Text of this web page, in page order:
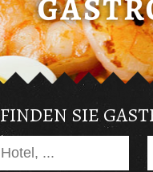
FINDEN SIE